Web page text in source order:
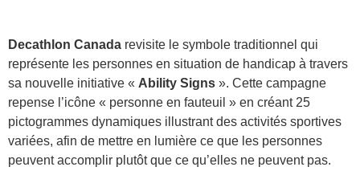
Decathlon Canada revisite le symbole traditionnel qui
représente les personnes en situation de handicap à travers
sa nouvelle initiative « Ability Signs ». Cette campagne
repense l’icône « personne en fauteuil » en créant 25
pictogrammes dynamiques illustrant des activités sportives
variées, afin de mettre en lumière ce que les personnes
peuvent accomplir plutôt que ce qu’elles ne peuvent pas.